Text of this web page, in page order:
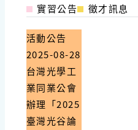
實習公告
徵才訊息
活動公告
2025-08-28
台灣光學工
業同業公會
辦理「2025
臺灣光谷論